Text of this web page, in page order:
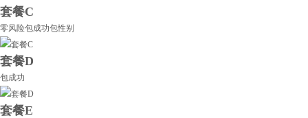
套餐C
零风险包成功包性别
套餐D
包成功
套餐E